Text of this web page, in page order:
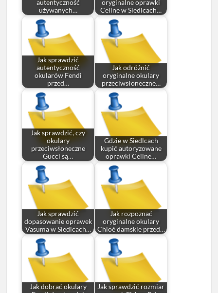
autentyczność
używanych…
oryginalne oprawki
Celine w Siedlcach…
Jak sprawdzić
autentyczność
okularów Fendi
przed…
Jak odróżnić
oryginalne okulary
przeciwsłoneczne…
Jak sprawdzić, czy
okulary
przeciwsłoneczne
Gucci są…
Gdzie w Siedlcach
kupić autoryzowane
oprawki Celine…
Jak sprawdzić
dopasowanie oprawek
Vasuma w Siedlcach…
Jak rozpoznać
oryginalne okulary
Chloé damskie przed…
Jak dobrać okulary
Jak sprawdzić rozmiar